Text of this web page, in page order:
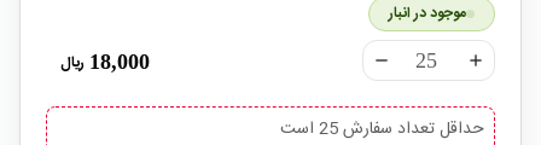
موجود در انبار
remove add
18,000 ریال
حداقل تعداد سفارش 25 است